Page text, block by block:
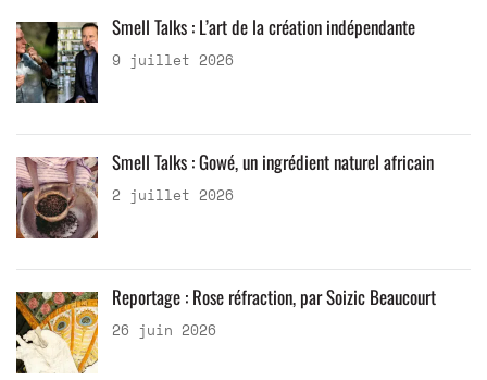
Smell Talks : L’art de la création indépendante
9 juillet 2026
Smell Talks : Gowé, un ingrédient naturel africain
2 juillet 2026
Reportage : Rose réfraction, par Soizic Beaucourt
26 juin 2026